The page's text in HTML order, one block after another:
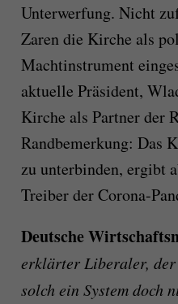
Unterwerfung. Nicht
Zaren die Kirche als
Machtinstrument
aktuelle Präsident,
Kirche als Partner der
Randbemerkung: Das
zu unterbinden, ergibt
Treiber der Corona-
Deutsche
erklärter Liberaler, der
solch ein System doch